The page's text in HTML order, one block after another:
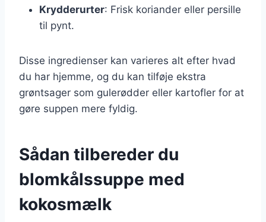
Krydderurter: Frisk koriander eller persille
til pynt.
Disse ingredienser kan varieres alt efter hvad
du har hjemme, og du kan tilføje ekstra
grøntsager som gulerødder eller kartofler for at
gøre suppen mere fyldig.
Sådan tilbereder du
blomkålssuppe med
kokosmælk